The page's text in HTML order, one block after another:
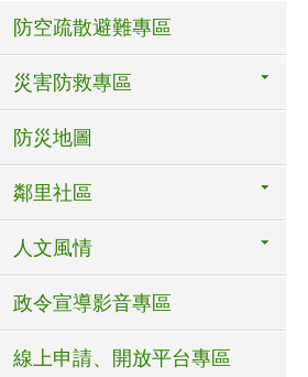
防空疏散避難專區
災害防救專區
防災地圖
鄰里社區
人文風情
政令宣導影音專區
線上申請、開放平台專區